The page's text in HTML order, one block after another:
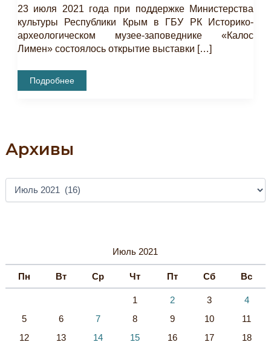
Архивы
Июль 2021
Пн Вт Ср Чт Пт Сб Вс
1 2 3
4
5
6 7 8 9 10
11
12
13 14 15 16 17
18
23 июля 2021 года при поддержке Министерства
культуры Республики Крым в ГБУ РК Историко-
археологическом музее-заповеднике «Калос
Лимен» состоялось открытие выставки […]
Cостоялось
Открытие
В
Изобразительном
XXI
Вв.»
Подробнее